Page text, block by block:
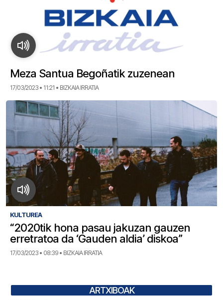
Meza Santua Begoñatik zuzenean
17/03/2023 • 11:21 • BIZKAIA IRRATIA
KULTUREA
“2020tik hona pasau jakuzan gauzen
erretratoa da ‘Gauden aldia’ diskoa”
17/03/2023 • 08:39 • BIZKAIA IRRATIA
ARTXIBOAK